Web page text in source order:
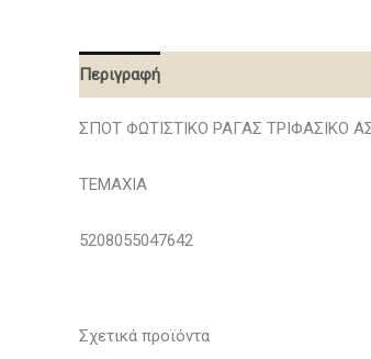
Περιγραφή
ΣΠΟΤ ΦΩΤΙΣΤΙΚΟ ΡΑΓΑΣ ΤΡΙΦΑΣΙΚΟ
ΤΕΜΑΧΙΑ
5208055047642
Σχετικά προϊόντα